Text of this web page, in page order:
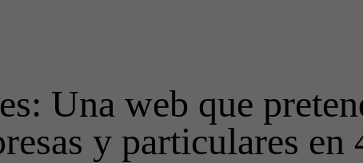
Una web que
y particulares en